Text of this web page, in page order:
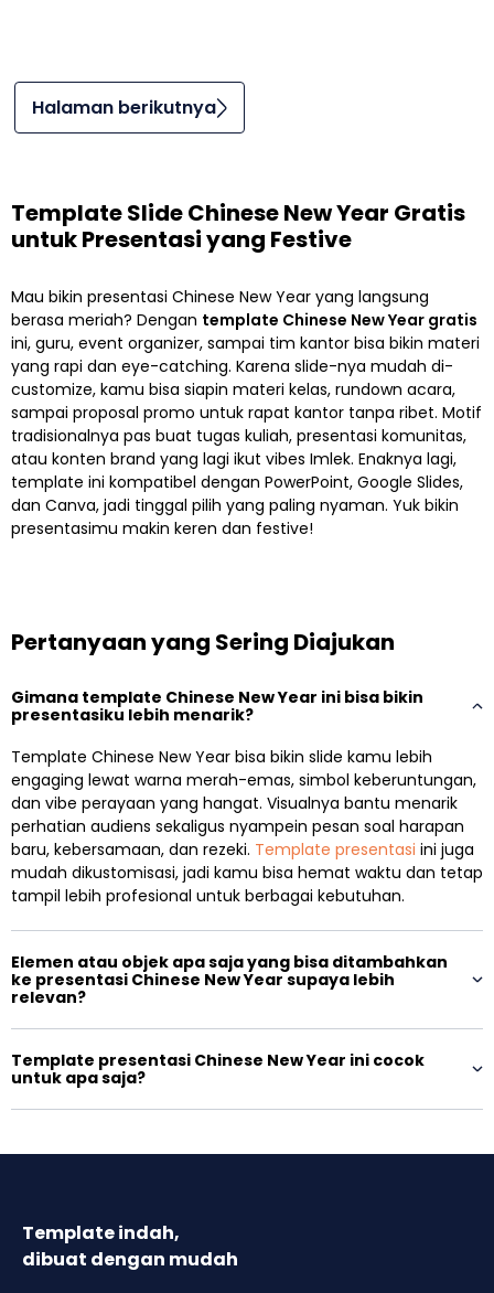
Halaman berikutnya
Template Slide Chinese New Year Gratis
untuk Presentasi yang Festive
Mau bikin presentasi Chinese New Year yang langsung
berasa meriah? Dengan template Chinese New Year gratis
ini, guru, event organizer, sampai tim kantor bisa bikin materi
yang rapi dan eye-catching. Karena slide-nya mudah di-
customize, kamu bisa siapin materi kelas, rundown acara,
sampai proposal promo untuk rapat kantor tanpa ribet. Motif
tradisionalnya pas buat tugas kuliah, presentasi komunitas,
atau konten brand yang lagi ikut vibes Imlek. Enaknya lagi,
template ini kompatibel dengan PowerPoint, Google Slides,
dan Canva, jadi tinggal pilih yang paling nyaman. Yuk bikin
presentasimu makin keren dan festive!
Pertanyaan yang Sering Diajukan
Gimana template Chinese New Year ini bisa bikin
presentasiku lebih menarik?
Template Chinese New Year bisa bikin slide kamu lebih
engaging lewat warna merah-emas, simbol keberuntungan,
dan vibe perayaan yang hangat. Visualnya bantu menarik
perhatian audiens sekaligus nyampein pesan soal harapan
baru, kebersamaan, dan rezeki. Template presentasi ini juga
mudah dikustomisasi, jadi kamu bisa hemat waktu dan tetap
tampil lebih profesional untuk berbagai kebutuhan.
Elemen atau objek apa saja yang bisa ditambahkan
ke presentasi Chinese New Year supaya lebih
relevan?
Template presentasi Chinese New Year ini cocok
untuk apa saja?
Template indah,
dibuat dengan mudah